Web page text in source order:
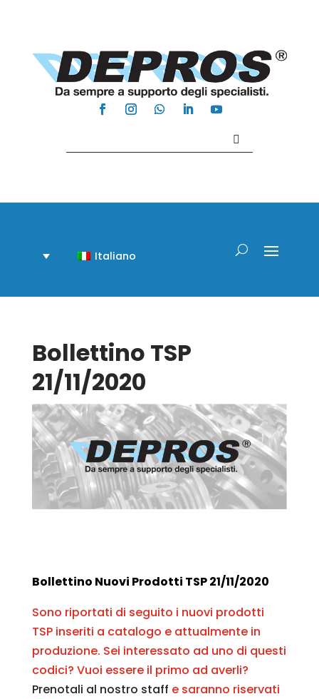
Italiano
Bollettino TSP
21/11/2020
Bollettino Nuovi Prodotti TSP 21/11/2020
Sono riportati di seguito i nuovi prodotti
TSP inseriti a catalogo e attualmente in
produzione. Sei interessato ad uno di questi
codici? Vuoi essere il primo ad averli?
Prenotali al nostro staff e saranno riservati